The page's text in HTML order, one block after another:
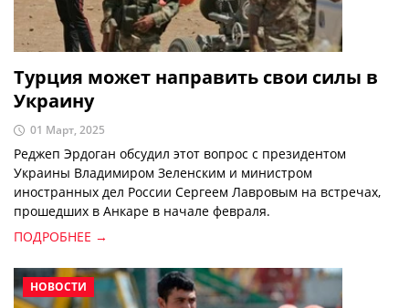
Турция может направить свои силы в
Украину
01 Март, 2025
Реджеп Эрдоган обсудил этот вопрос с президентом
Украины Владимиром Зеленским и министром
иностранных дел России Сергеем Лавровым на встречах,
прошедших в Анкаре в начале февраля.
ПОДРОБНЕЕ →
НОВОСТИ